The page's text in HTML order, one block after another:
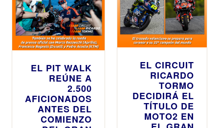
EL PIT WALK
REÚNE A
2.500
AFICIONADOS
ANTES DEL
COMIENZO
EL CIRCUIT
RICARDO
TORMO
DECIDIRÁ EL
TÍTULO DE
MOTO2 EN